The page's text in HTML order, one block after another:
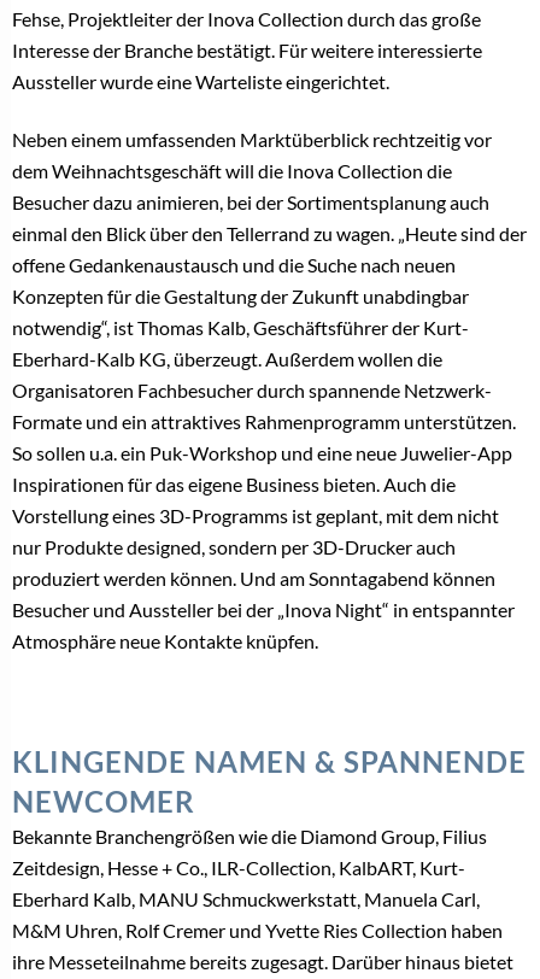
Fehse, Projektleiter der Inova Collection durch das große
Interesse der Branche bestätigt. Für weitere interessierte
Aussteller wurde eine Warteliste eingerichtet.
Neben einem umfassenden Marktüberblick rechtzeitig vor
dem Weihnachtsgeschäft will die Inova Collection die
Besucher dazu animieren, bei der Sortimentsplanung auch
einmal den Blick über den Tellerrand zu wagen. „Heute sind der
offene Gedankenaustausch und die Suche nach neuen
Konzepten für die Gestaltung der Zukunft unabdingbar
notwendig“, ist Thomas Kalb, Geschäftsführer der Kurt-
Eberhard-Kalb KG, überzeugt. Außerdem wollen die
Organisatoren Fachbesucher durch spannende Netzwerk-
Formate und ein attraktives Rahmenprogramm unterstützen.
So sollen u.a. ein Puk-Workshop und eine neue Juwelier-App
Inspirationen für das eigene Business bieten. Auch die
Vorstellung eines 3D-Programms ist geplant, mit dem nicht
nur Produkte designed, sondern per 3D-Drucker auch
produziert werden können. Und am Sonntagabend können
Besucher und Aussteller bei der „Inova Night“ in entspannter
Atmosphäre neue Kontakte knüpfen.
KLINGENDE NAMEN & SPANNENDE
NEWCOMER
Bekannte Branchengrößen wie die Diamond Group, Filius
Zeitdesign, Hesse + Co., ILR-Collection, KalbART, Kurt-
Eberhard Kalb, MANU Schmuckwerkstatt, Manuela Carl,
M&M Uhren, Rolf Cremer und Yvette Ries Collection haben
ihre Messeteilnahme bereits zugesagt. Darüber hinaus bietet